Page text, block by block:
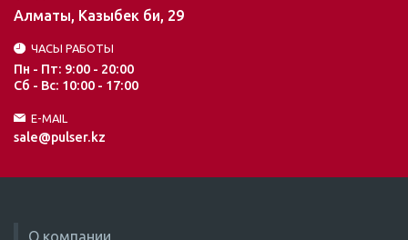
Алматы, Казыбек би, 29
ЧАСЫ РАБОТЫ
Пн - Пт: 9:00 - 20:00
Сб - Вс: 10:00 - 17:00
E-MAIL
sale@pulser.kz